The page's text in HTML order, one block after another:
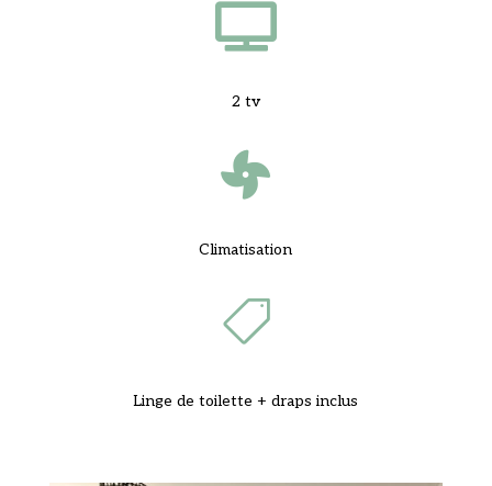

2 tv

Climatisation

Linge de toilette + draps inclus